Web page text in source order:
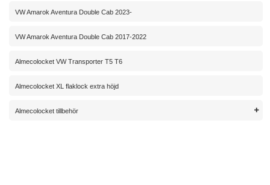
VW Amarok Aventura Double Cab 2023-
VW Amarok Aventura Double Cab 2017-2022
Almecolocket VW Transporter T5 T6
Almecolocket XL flaklock extra höjd
Almecolocket tillbehör